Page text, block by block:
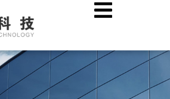
科技股份有限公司各位领导莅临榕桑科技